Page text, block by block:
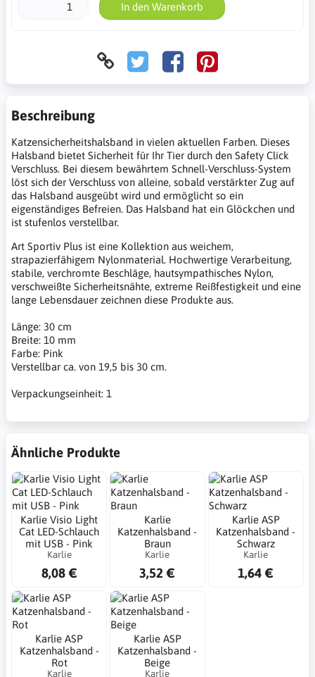
In den Warenkorb
Beschreibung
Katzensicherheitshalsband in vielen aktuellen Farben. Dieses
Halsband bietet Sicherheit für Ihr Tier durch den Safety Click
Verschluss. Bei diesem bewährtem Schnell-Verschluss-System
löst sich der Verschluss von alleine, sobald verstärkter Zug auf
das Halsband ausgeübt wird und ermöglicht so ein
eigenständiges Befreien. Das Halsband hat ein Glöckchen und
ist stufenlos verstellbar.
Art Sportiv Plus ist eine Kollektion aus weichem,
strapazierfähigem Nylonmaterial. Hochwertige Verarbeitung,
stabile, verchromte Beschläge, hautsympathisches Nylon,
verschweißte Sicherheitsnähte, extreme Reißfestigkeit und eine
lange Lebensdauer zeichnen diese Produkte aus.
Länge: 30 cm
Breite: 10 mm
Farbe: Pink
Verstellbar ca. von 19,5 bis 30 cm.
Verpackungseinheit: 1
Ähnliche Produkte
Karlie Visio Light
Cat LED-Schlauch
mit USB - Pink
Karlie
8,08 €
Karlie
Katzenhalsband -
Braun
Karlie
3,52 €
Karlie ASP
Katzenhalsband -
Schwarz
Karlie
1,64 €
Karlie ASP
Katzenhalsband -
Rot
Karlie
Karlie ASP
Katzenhalsband -
Beige
Karlie